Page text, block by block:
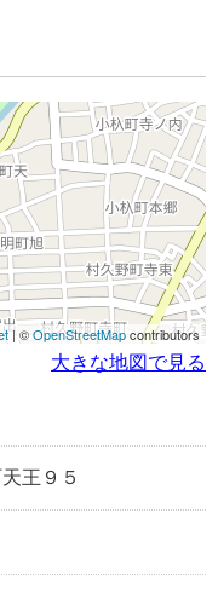
| ©OpenStreetMapcontributors
大きな地図で見る
王９５